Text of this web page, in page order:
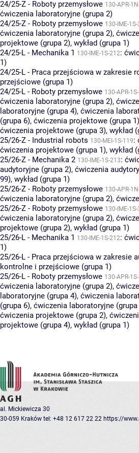
24/25-Z - Roboty przemysłowe 130-APR-
ćwiczenia laboratoryjne (grupa 2)
24/25-Z - Roboty przemysłowe 130-IME-
ćwiczenia laboratoryjne (grupa 2),
projektowe (grupa 2), wykład (grupa 1)
24/25-L - Mechanika 1 130-IME-1S-212:
1)
24/25-L - Praca przejściowa w zakresie
przejściowe (grupa 1)
24/25-L - Roboty przemysłowe 130-APR-
ćwiczenia laboratoryjne (grupa 2),
laboratoryjne (grupa 4), ćwiczenia
(grupa 6), ćwiczenia projektowe (grupa 1)
ćwiczenia projektowe (grupa 3), wykład
25/26-Z - Industrial robots 130-MEI-1S-119:
ćwiczenia projektowe (grupa 1), wykład
25/26-Z - Mechanika 2 130-IME-1S-213:
audytoryjne (grupa 2), ćwiczenia
99), wykład (grupa 1)
25/26-Z - Roboty przemysłowe 130-APR-
ćwiczenia laboratoryjne (grupa 2),
25/26-Z - Roboty przemysłowe 130-IME-
ćwiczenia laboratoryjne (grupa 2),
projektowe (grupa 2), wykład (grupa 1)
25/26-L - Mechanika 1 130-IME-1S-212:
1)
25/26-L - Praca przejściowa w zakresie
kontrolne i przejściowe (grupa 1)
25/26-L - Roboty przemysłowe 130-APR-
ćwiczenia laboratoryjne (grupa 2),
laboratoryjne (grupa 4), ćwiczenia
(grupa 6), ćwiczenia laboratoryjne (grupa
ćwiczenia projektowe (grupa 2),
projektowe (grupa 4), wykład (grupa 1)
al. Mickiewicza 30
30-059 Kraków tel: +48 12 617 22 22 https://